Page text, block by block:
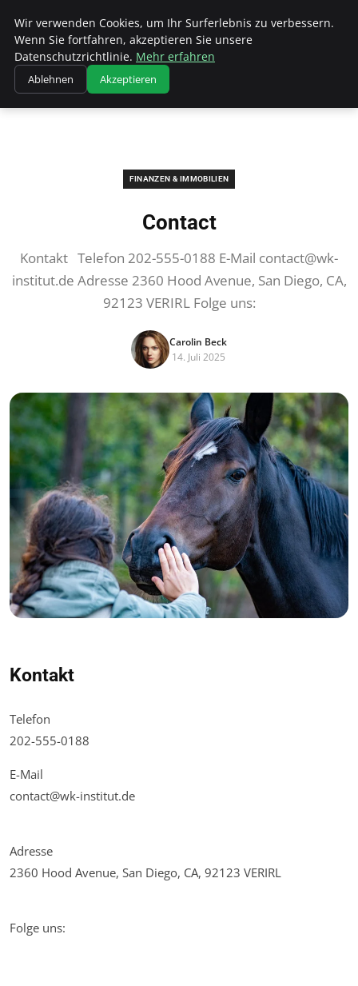
Wk Institut
Startseite Finanzen & Immobilien
FINANZEN & IMMOBILIEN
Contact
Kontakt Telefon 202-555-0188 E-Mail contact@wk-
institut.de Adresse 2360 Hood Avenue, San Diego, CA,
92123 VERIRL Folge uns:
Carolin Beck
14. Juli 2025
Kontakt
Telefon
202-555-0188
E-Mail
contact@wk-institut.de
Adresse
2360 Hood Avenue, San Diego, CA, 92123 VERIRL
Folge uns:
Wir verwenden Cookies, um Ihr Surferlebnis zu verbessern.
Wenn Sie fortfahren, akzeptieren Sie unsere
Datenschutzrichtlinie. Mehr erfahren
Ablehnen Akzeptieren